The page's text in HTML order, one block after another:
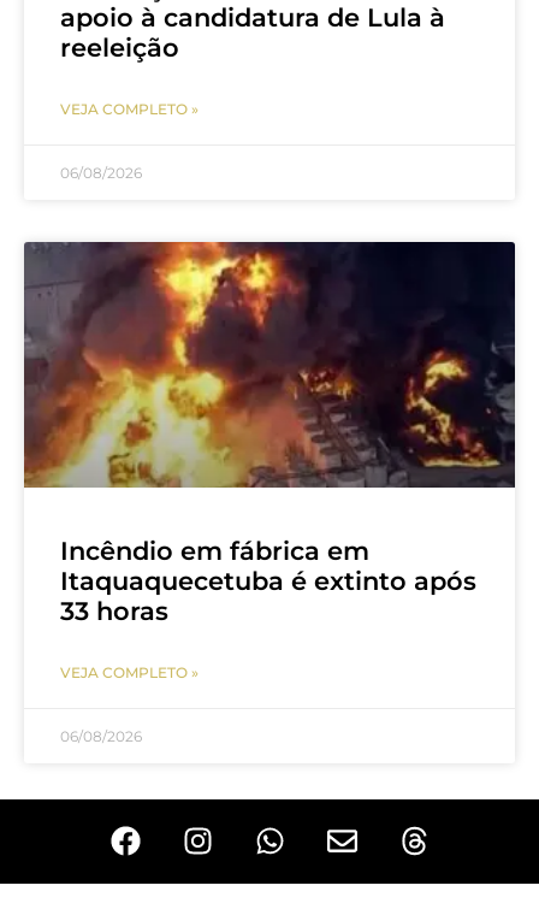
apoio à candidatura de Lula à
reeleição
VEJA COMPLETO »
06/08/2026
Incêndio em fábrica em
Itaquaquecetuba é extinto após
33 horas
VEJA COMPLETO »
06/08/2026